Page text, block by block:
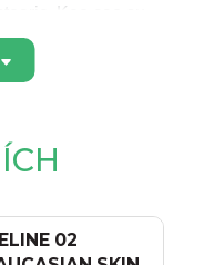
Kẹo cao su
EDTA,
Linalool,
Chiết
Kali
ĐÊM GIÚP TÁI
02